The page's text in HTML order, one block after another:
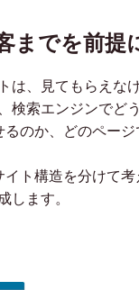
までを前提
は、見てもらえな
検索エンジンでど
るのか、どのペー
イト構造を分けて
します。